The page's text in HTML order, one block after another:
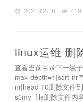
2021-02-18 419
linux运维 删
查看当前目录下一级
max-depth=1|sort-nr
nr|head-10删除文件
s0my_file删除文件内